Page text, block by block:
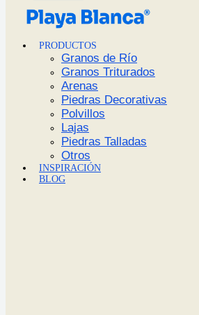
PRODUCTOS
Granos de Río
Granos Triturados
Arenas
Piedras Decorativas
Polvillos
Lajas
Piedras Talladas
Otros
INSPIRACIÓN
BLOG